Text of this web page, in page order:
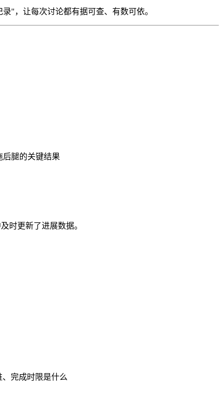
"，让每次讨论都有据可查、有数可依。
后腿的关键结果
时更新了进展数据。
完成时限是什么